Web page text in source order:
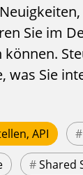
Sie im
was Sie
API #
#Shared